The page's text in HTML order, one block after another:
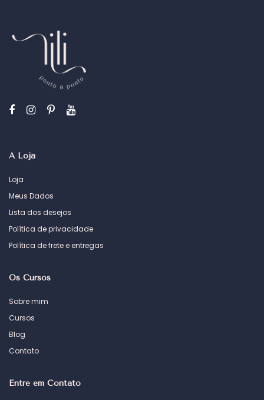
A Loja
Loja
Meus Dados
Lista dos desejos
Política de privacidade
Política de frete e entregas
Os Cursos
Sobre mim
Cursos
Blog
Contato
Entre em Contato